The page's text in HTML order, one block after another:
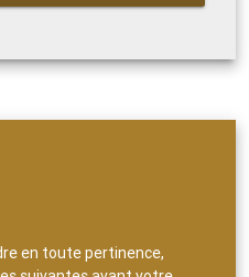
en toute pertinence,